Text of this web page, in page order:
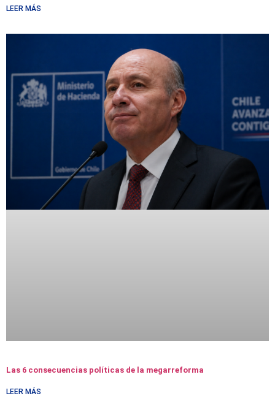
LEER MÁS
Las 6 consecuencias políticas de la megarreforma
LEER MÁS